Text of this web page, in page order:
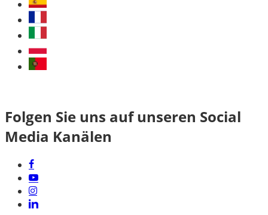
Folgen Sie uns auf unseren Social
Media Kanälen